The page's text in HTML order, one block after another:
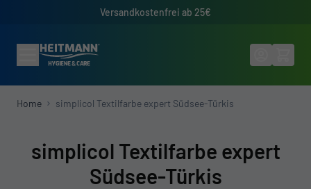
Versandkostenfrei ab 25€
Home simplicol Textilfarbe expert Südsee-Türkis
simplicol Textilfarbe expert
Südsee-Türkis